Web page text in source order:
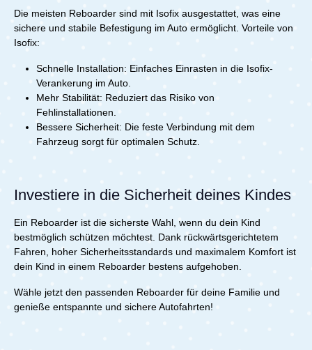
Die meisten Reboarder sind mit Isofix ausgestattet, was eine
sichere und stabile Befestigung im Auto ermöglicht. Vorteile von
Isofix:
Schnelle Installation: Einfaches Einrasten in die Isofix-
Verankerung im Auto.
Mehr Stabilität: Reduziert das Risiko von
Fehlinstallationen.
Bessere Sicherheit: Die feste Verbindung mit dem
Fahrzeug sorgt für optimalen Schutz.
Investiere in die Sicherheit deines Kindes
Ein Reboarder ist die sicherste Wahl, wenn du dein Kind
bestmöglich schützen möchtest. Dank rückwärtsgerichtetem
Fahren, hoher Sicherheitsstandards und maximalem Komfort ist
dein Kind in einem Reboarder bestens aufgehoben.
Wähle jetzt den passenden Reboarder für deine Familie und
genieße entspannte und sichere Autofahrten!